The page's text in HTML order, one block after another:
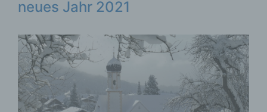
neues Jahr 2021